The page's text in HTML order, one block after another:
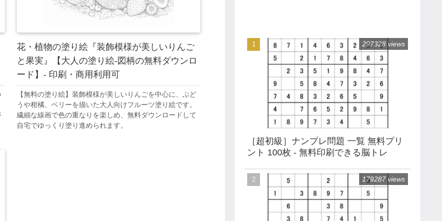
花・植物の塗り絵『装飾模様が美しいりんご
と果実』【大人の塗り絵-図柄の無料ダウンロ
ード】- 印刷・商用利用可
【無料の塗り絵】装飾模様が美しいりんごを中心に、ぶど
うや柑橘、ベリーを描いた大人向けフルーツ塗り絵です。
繊細な線画で色の重なりを楽しめ、無料ダウンロードして
自宅でゆっくり塗り進められます。
［超初級］ナンプレ問題 一覧 無料プリ
ント 100枚 - 無料印刷できる脳トレ
297328 views
179287 views